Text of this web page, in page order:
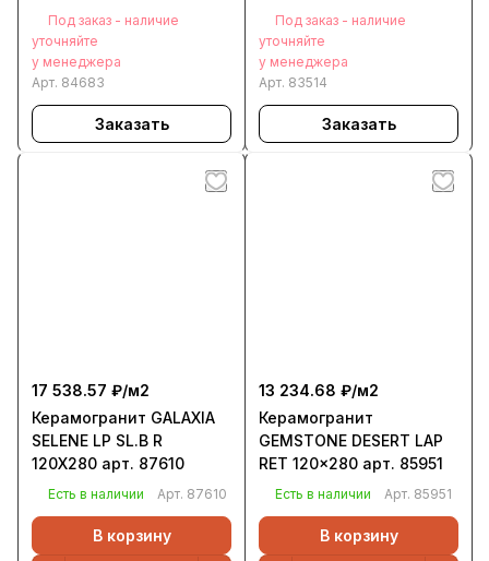
Под заказ - наличие
уточняйте
у менеджера
Арт. 84683
Заказать
Под заказ - наличие
уточняйте
у менеджера
Арт. 83514
Заказать
17 538.57 ₽/м2
Керамогранит GALAXIA
SELENE LP SL.B R
120Х280 арт. 87610
Есть в наличии Арт. 87610
В корзину
13 234.68 ₽/м2
Керамогранит
GEMSTONE DESERT LAP
RET 120x280 арт. 85951
Есть в наличии Арт. 85951
В корзину